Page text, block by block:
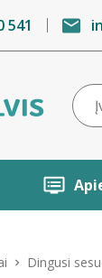
541
Dingusi